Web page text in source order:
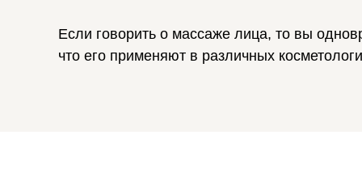
Если говорить о массаже лица, то вы
что его применяют в различных